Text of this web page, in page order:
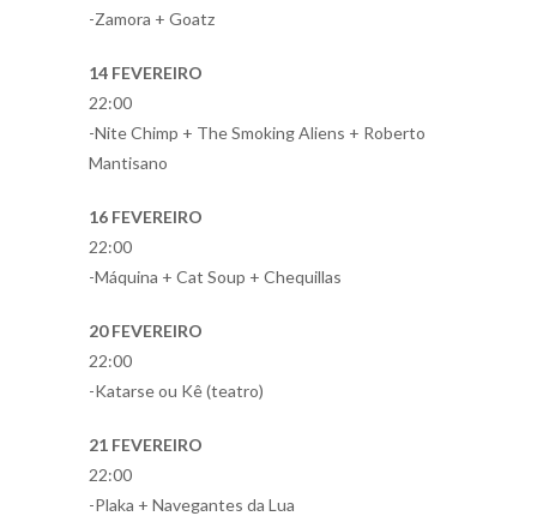
-Zamora + Goatz
14 FEVEREIRO
22:00
-Nite Chimp + The Smoking Aliens + Roberto
Mantisano
16 FEVEREIRO
22:00
-Máquina + Cat Soup + Chequillas
20 FEVEREIRO
22:00
-Katarse ou Kê (teatro)
21 FEVEREIRO
22:00
-Plaka + Navegantes da Lua